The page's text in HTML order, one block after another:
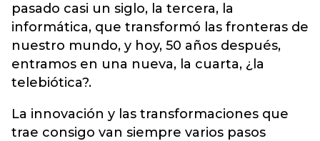
pasado casi un siglo, la tercera, la
informática, que transformó las fronteras de
nuestro mundo, y hoy, 50 años después,
entramos en una nueva, la cuarta, ¿la
telebiótica?.
La innovación y las transformaciones que
trae consigo van siempre varios pasos